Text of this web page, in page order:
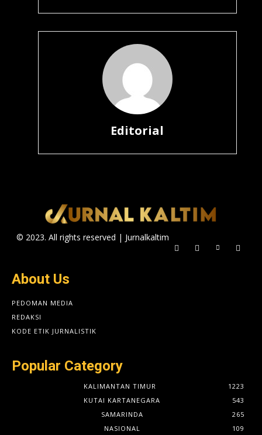
Editorial
© 2023. All rights reserved | Jurnalkaltim
About Us
PEDOMAN MEDIA
REDAKSI
KODE ETIK JURNALISTIK
Popular Category
KALIMANTAN TIMUR
1223
KUTAI KARTANEGARA
543
SAMARINDA
265
NASIONAL
109